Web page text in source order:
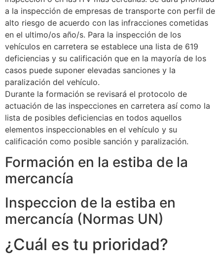
a la inspección de empresas de transporte con perfil de
alto riesgo de acuerdo con las infracciones cometidas
en el ultimo/os año/s. Para la inspección de los
vehículos en carretera se establece una lista de 619
deficiencias y su calificación que en la mayoría de los
casos puede suponer elevadas sanciones y la
paralización del vehículo.
Durante la formación se revisará el protocolo de
actuación de las inspecciones en carretera así como la
lista de posibles deficiencias en todos aquellos
elementos inspeccionables en el vehículo y su
calificación como posible sanción y paralización.
Formación en la estiba de la
mercancía
Inspeccion de la estiba en
mercancía (Normas UN)
¿Cuál es tu prioridad?